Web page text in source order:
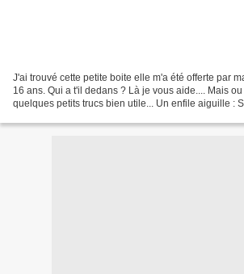
J'ai trouvé cette petite boite elle m'a été offerte par
16 ans. Qui a t'il dedans ? Là je vous aide.... Mais
quelques petits trucs bien utile... Un enfile aiguille :